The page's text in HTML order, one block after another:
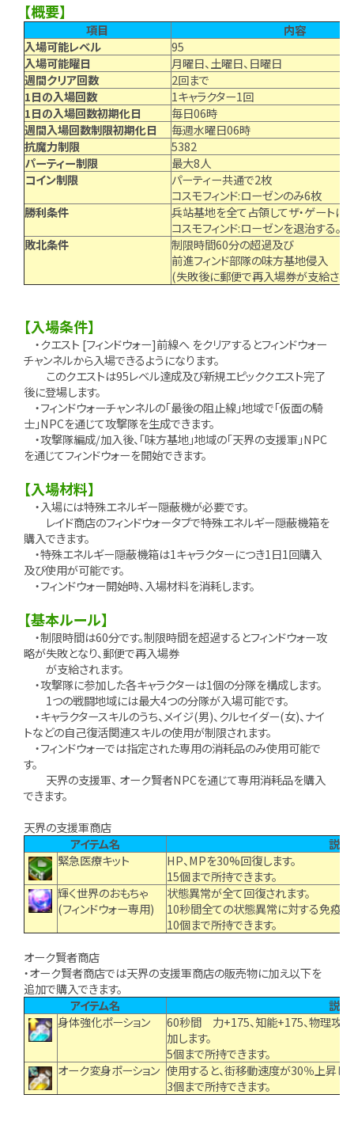
【概要】
項目
内容
入場可能レベル
95
入場可能曜日
月曜日、土曜日、日曜日
週間クリア回数
2回まで
1日の入場回数
1キャラクター1回
1日の入場回数初期化日
毎日06時
週間入場回数制限初期化日
毎週水曜日06時
抗魔力制限
5382
パーティー制限
最大8人
コイン制限
パーティー共通で2枚
コスモフィンド:ローゼンのみ6枚
勝利条件
兵站基地を全て占領してザ・ゲートに
コスモフィンド:ローゼンを退治する。
敗北条件
制限時間60分の超過及び
前進フィンド部隊の味方基地侵入
(失敗後に郵便で再入場券が支給され
【入場条件】
・クエスト [フィンドウォー]前線へ をクリアするとフィンドウォー
チャンネルから入場できるようになります。
このクエストは95レベル達成及び新規エピッククエスト完了
後に登場します。
・フィンドウォーチャンネルの「最後の阻止線」地域で「仮面の騎
士」NPCを通じて攻撃隊を生成できます。
・攻撃隊編成/加入後、「味方基地」地域の「天界の支援軍」NPC
を通じてフィンドウォーを開始できます。
【入場材料】
・入場には特殊エネルギー隠蔽機が必要です。
レイド商店のフィンドウォータブで特殊エネルギー隠蔽機箱を
購入できます。
・特殊エネルギー隠蔽機箱は1キャラクターにつき1日1回購入
及び使用が可能です。
・フィンドウォー開始時、入場材料を消耗します。
【基本ルール】
・制限時間は60分です。制限時間を超過するとフィンドウォー攻
略が失敗となり、郵便で再入場券
が支給されます。
・攻撃隊に参加した各キャラクターは1個の分隊を構成します。
1つの戦闘地域には最大4つの分隊が入場可能です。
・キャラクタースキルのうち、メイジ(男)、クルセイダー(女)、ナイ
トなどの自己復活関連スキルの使用が制限されます。
・フィンドウォーでは指定された専用の消耗品のみ使用可能で
す。
天界の支援軍、 オーク賢者NPCを通じて専用消耗品を購入
できます。
天界の支援軍商店
アイテム名
説明
緊急医療キット
HP、MPを30%回復します。
15個まで所持できます。
輝く世界のおもちゃ
(フィンドウォー専用)
状態異常が全て回復されます。
10秒間全ての状態異常に対する免疫状
10個まで所持できます。
オーク賢者商店
・オーク賢者商店では天界の支援軍商店の販売物に加え以下を
追加で購入できます。
アイテム名
説明
身体強化ポーション
60秒間 力+175、知能+175、物理攻
加します。
5個まで所持できます。
オーク変身ポーション 使用すると、街移動速度が30％上昇しま
3個まで所持できます。